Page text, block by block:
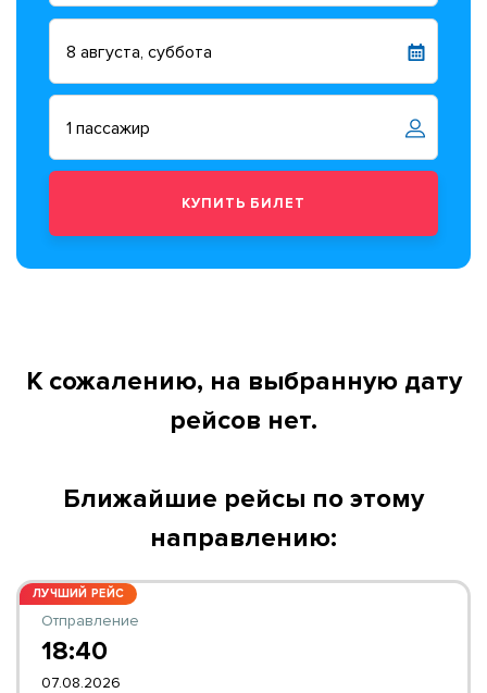
К сожалению, на выбранную дату
рейсов нет.
Ближайшие рейсы по этому
направлению:
ЛУЧШИЙ РЕЙС
Отправление
18:40
07.08.2026